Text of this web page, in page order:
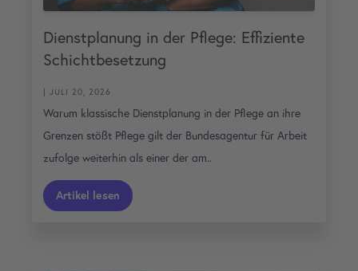
Dienstplanung in der Pflege: Effiziente
Schichtbesetzung
| JULI 20, 2026
Warum klassische Dienstplanung in der Pflege an ihre
Grenzen stößt Pflege gilt der Bundesagentur für Arbeit
zufolge weiterhin als einer der am..
Artikel lesen